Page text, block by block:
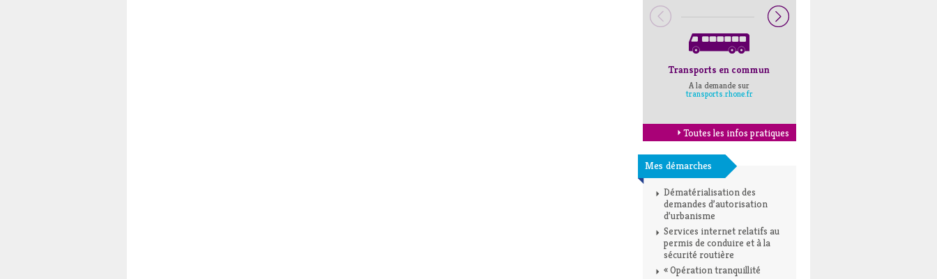
Transports en commun
A la demande sur
transports.rhone.fr
Toutes les infos pratiques
Mes démarches
Dématérialisation des
demandes d’autorisation
d’urbanisme
Services internet relatifs au
permis de conduire et à la
sécurité routière
« Opération tranquillité